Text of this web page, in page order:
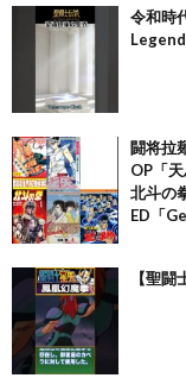
令和時
闘将拉
OP「
北斗の
ED「
【聖